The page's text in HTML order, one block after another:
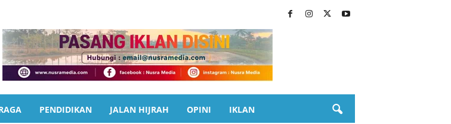
PENDIDIKAN JALAN HIJRAH OPINI IKLAN